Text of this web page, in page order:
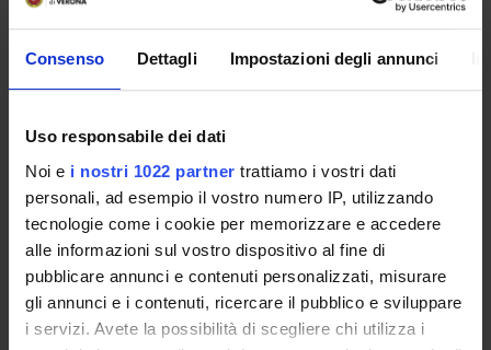
Consenso Dettagli Impostazioni degli annunci
Uso responsabile dei dati
Noi e i nostri 1022 partner trattiamo i vostri dati
personali, ad esempio il vostro numero IP, utilizzando
tecnologie come i cookie per memorizzare e accedere
alle informazioni sul vostro dispositivo al fine di
pubblicare annunci e contenuti personalizzati, misurare
gli annunci e i contenuti, ricercare il pubblico e sviluppare
i servizi. Avete la possibilità di scegliere chi utilizza i
TITOLO
Mostra "OLBOBLO. Arte potenziale". Edizione 2025-2026
ORGANIZZAZIONE
GOVERNANCE
COMMISSIONI